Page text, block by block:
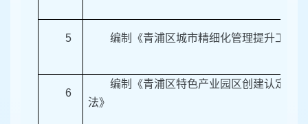
5 编制《青浦区城市精细化管理提升工程
6
编制《青浦区特色产业园区创建认定及
法》